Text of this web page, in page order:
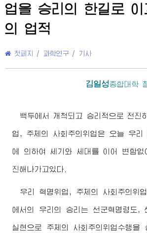
업을 승리의 한길로 이
의 업적
첫페지 / 과학연구 / 기사
김일성종합대학
백두에서 개척되고 승리적으로 전진
업, 주체의 사회주의위업은 오늘 우
에 의하여 세기와 세대를 이어 변함
진해나가고있다.
우리 혁명위업, 주체의 사회주의위
에서의 우리의 승리는 선군혁명령도,
실현으로 주체의 사회주의위업수행을